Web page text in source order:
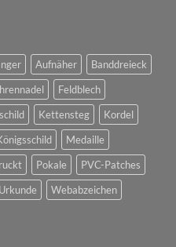
Aufnäher
Banddreieck
Feldblech
Kettensteg
Kordel
Medaille
Pokale
PVC-Patches
Urkunde
Webabzeichen